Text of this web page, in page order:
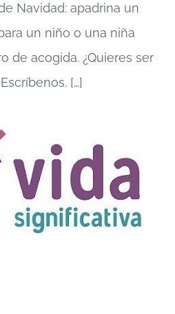
Navidad: apadrina un
un niño o una niña
de acogida. ¿Quieres ser
[…]